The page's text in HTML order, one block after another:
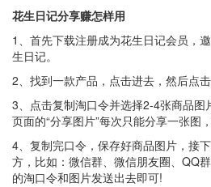
花生日记分享赚怎样用
1、首先下载注册成为花生日记会员，
生日记。
2、找到一款产品，点击进去，然后点击
3、点击复制淘口令并选择2-4张商品图
页面的“分享图片”每次只能分享一张图
4、复制完口令，保存好商品图片，接
方，比如：微信群、微信朋友圈、QQ
的淘口令和图片发送出去即可!